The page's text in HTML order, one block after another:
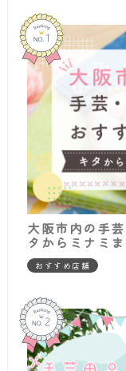
大阪市内の手
タからミナミ
おすすめ店舗